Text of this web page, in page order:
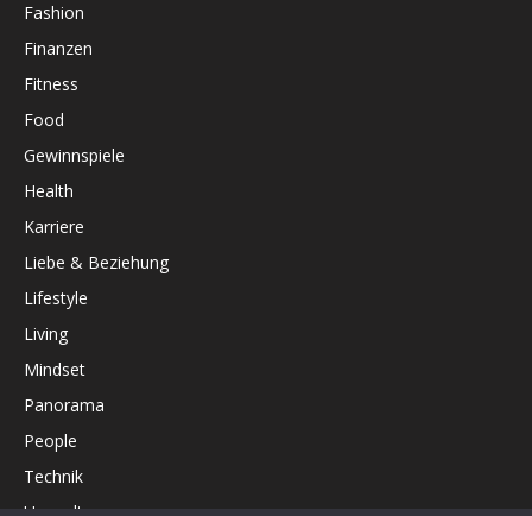
Fashion
Finanzen
Fitness
Food
Gewinnspiele
Health
Karriere
Liebe & Beziehung
Lifestyle
Living
Mindset
Panorama
People
Technik